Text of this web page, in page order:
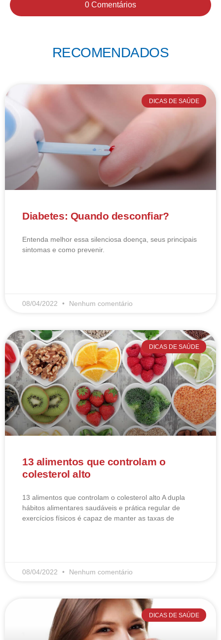
0 Comentários
RECOMENDADOS
DICAS DE SAÚDE
Diabetes: Quando desconfiar?
Entenda melhor essa silenciosa doença, seus principais
sintomas e como prevenir.
08/04/2022 Nenhum comentário
DICAS DE SAÚDE
13 alimentos que controlam o
colesterol alto
13 alimentos que controlam o colesterol alto​ A dupla
hábitos alimentares saudáveis e prática regular de
exercícios físicos é capaz de manter as taxas de
08/04/2022 Nenhum comentário
DICAS DE SAÚDE